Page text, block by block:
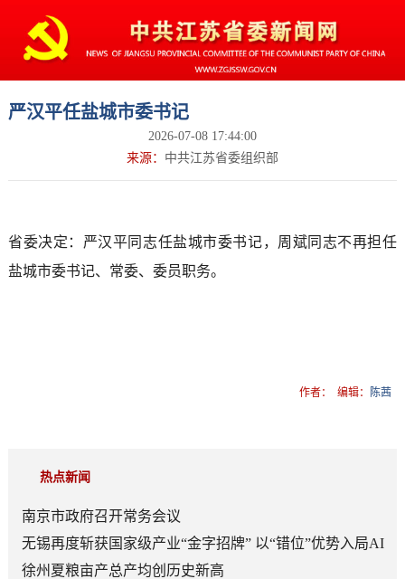
严汉平任盐城市委书记
2026-07-08 17:44:00
来源： 中共江苏省委组织部
省委决定：严汉平同志任盐城市委书记，周斌同志不再担任
盐城市委书记、常委、委员职务。
作者： 编辑： 陈茜
热点新闻
南京市政府召开常务会议
无锡再度斩获国家级产业“金字招牌” 以“错位”优势入局AI
顶层赛道
徐州夏粮亩产总产均创历史新高